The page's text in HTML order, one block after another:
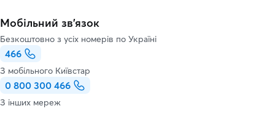
Мобільний зв'язок
Безкоштовно з усіх номерів по Україні
466
З мобільного Київстар
0 800 300 466
З інших мереж